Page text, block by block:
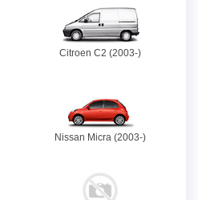
Citroen C2 (2003-)
Nissan Micra (2003-)